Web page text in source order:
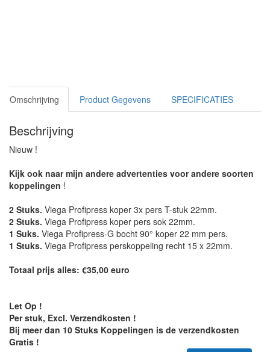
Omschrijving Product Gegevens SPECIFICATIES
Beschrijving
Nieuw !
Kijk ook naar mijn andere advertenties voor andere soorten
koppelingen !
2 Stuks. Viega Profipress koper 3x pers T-stuk 22mm.
2 Stuks. Viega Profipress koper pers sok 22mm.
1 Suks. Viega Profipress-G bocht 90° koper 22 mm pers.
1 Stuks. Viega Profipress perskoppeling recht 15 x 22mm.
Totaal prijs alles: €35,00 euro
Let Op !
Per stuk, Excl. Verzendkosten !
Bij meer dan 10 Stuks Koppelingen is de verzendkosten
Gratis !